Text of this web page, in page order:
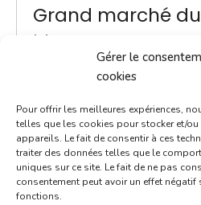
Gérer le
cookies
Pour offrir les meilleures expériences,
telles que les cookies pour stocker et/
appareils. Le fait de consentir à ces
traiter des données telles que le
uniques sur ce site. Le fait de ne pas
consentement peut avoir un effet
fonctions.
Grand marché
8h00 - 13h00
Marchés
ACTUALITÉ - Une navette
marché Chaque jeudi